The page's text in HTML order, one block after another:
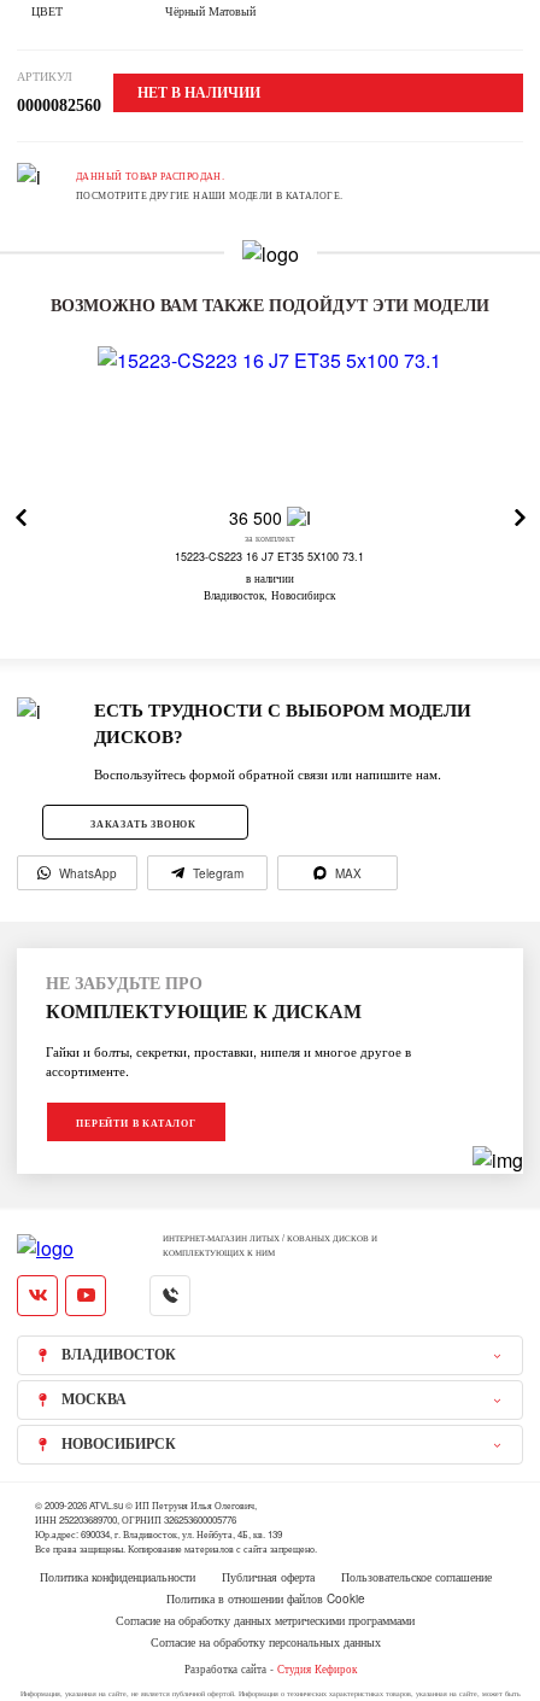
ЦВЕТ Чёрный Матовый
АРТИКУЛ
0000082560
НЕТ В НАЛИЧИИ
ДАННЫЙ ТОВАР РАСПРОДАН.
ПОСМОТРИТЕ ДРУГИЕ НАШИ МОДЕЛИ В КАТАЛОГЕ.
ВОЗМОЖНО ВАМ ТАКЖЕ ПОДОЙДУТ ЭТИ МОДЕЛИ
36 500
за комплект
15223-CS223 16 J7 ET35 5X100 73.1
в наличии
Владивосток, Новосибирск
ЕСТЬ ТРУДНОСТИ С ВЫБОРОМ МОДЕЛИ
ДИСКОВ?
Воспользуйтесь формой обратной связи или напишите нам.
ЗАКАЗАТЬ ЗВОНОК
WhatsApp Telegram MAX
НЕ ЗАБУДЬТЕ ПРО
КОМПЛЕКТУЮЩИЕ К ДИСКАМ
Гайки и болты, секретки, проставки, нипеля и многое другое в
ассортименте.
ПЕРЕЙТИ В КАТАЛОГ
ИНТЕРНЕТ-МАГАЗИН ЛИТЫХ / КОВАНЫХ ДИСКОВ И
КОМПЛЕКТУЮЩИХ К НИМ
ВЛАДИВОСТОК
МОСКВА
НОВОСИБИРСК
© 2009-2026 ATVL.su © ИП Петруня Илья Олегович,
ИНН 252203689700, ОГРНИП 326253600005776
Юр.адрес: 690034, г. Владивосток, ул. Нейбута, 4Б, кв. 139
Все права защищены. Копирование материалов с сайта запрещено.
Политика конфиденциальности Публичная оферта
Пользовательское соглашение
Политика в отношении файлов Cookie
Согласие на обработку данных метрическими программами
Согласие на обработку персональных данных
Разработка сайта - Студия Кефирок
Информация, указанная на сайте, не является публичной офертой. Информация о технических характеристиках товаров, указанная на сайте, может быть